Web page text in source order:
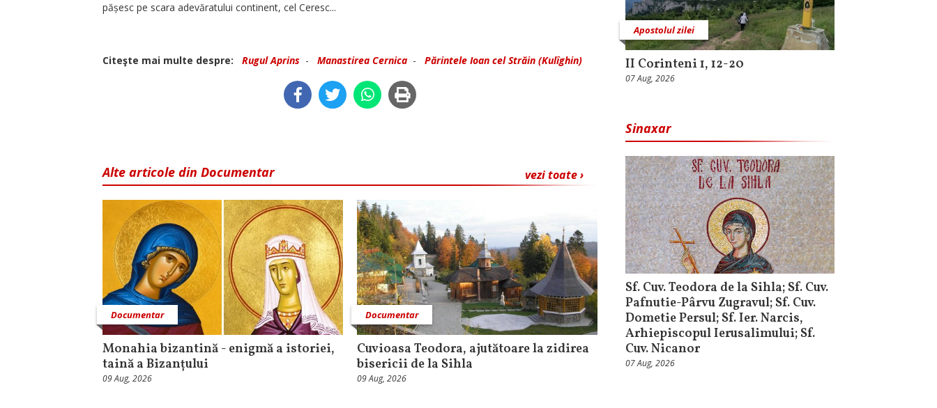
pășesc pe scara adevăratului continent, cel Ceresc...
Citeşte mai multe despre: Rugul Aprins - Manastirea Cernica - Părintele Ioan cel Străin (Kulîghin)
vezi toate ›
Alte articole din Documentar
Documentar
Monahia bizantină - enigmă a istoriei,
taină a Bizanțului
09 Aug, 2026
Documentar
Cuvioasa Teodora, ajutătoare la zidirea
bisericii de la Sihla
09 Aug, 2026
Apostolul zilei
II Corinteni 1, 12-20
07 Aug, 2026
Sinaxar
Sf. Cuv. Teodora de la Sihla; Sf. Cuv.
Pafnutie-Pârvu Zugravul; Sf. Cuv.
Dometie Persul; Sf. Ier. Narcis,
Arhiepiscopul Ierusalimului; Sf.
Cuv. Nicanor
07 Aug, 2026